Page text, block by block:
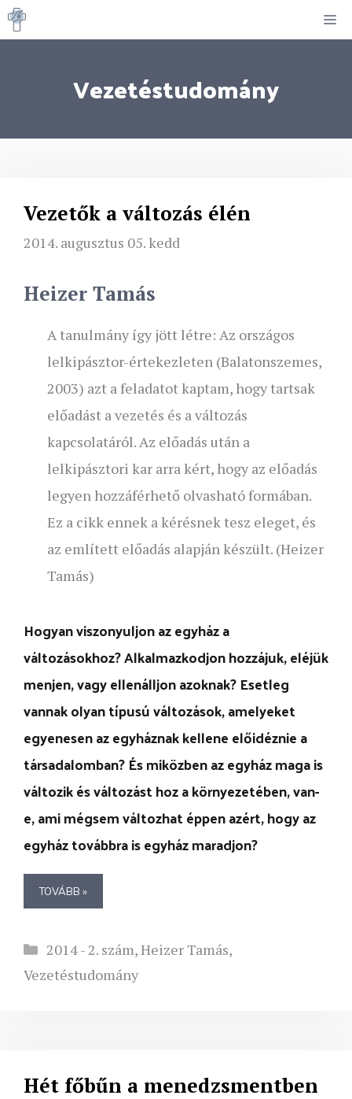
Kilépés
a
Vezetéstudomány
Vezetők a változás élén
2014. augusztus 05. kedd
Heizer Tamás
A tanulmány így jött létre: Az országos
lelkipásztor-értekezleten (Balatonszemes,
2003) azt a feladatot kaptam, hogy tartsak
előadást a vezetés és a változás
kapcsolatáról. Az előadás után a
lelkipásztori kar arra kért, hogy az előadás
legyen hozzáférhető olvasható formában.
Ez a cikk ennek a kérésnek tesz eleget, és
az említett előadás alapján készült. (Heizer
Tamás)
Hogyan viszonyuljon az egyház a
változásokhoz? Alkalmazkodjon hozzájuk, eléjük
menjen, vagy ellenálljon azoknak? Esetleg
vannak olyan típusú változások, amelyeket
egyenesen az egyháznak kellene előidéznie a
társadalomban? És miközben az egyház maga is
változik és változást hoz a környezetében, van-
e, ami mégsem változhat éppen azért, hogy az
egyház továbbra is egyház maradjon?
TOVÁBB »
Kategória
2014 - 2. szám,Heizer Tamás,
Vezetéstudomány
Hét főbűn a menedzsmentben